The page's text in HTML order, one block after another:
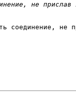
соединение, не